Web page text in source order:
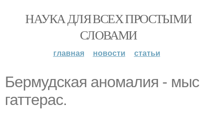
НАУКА ДЛЯ ВСЕХ ПРОСТЫМИ
СЛОВАМИ
главная новости статьи
Бермудская аномалия - мыс
гаттерас.